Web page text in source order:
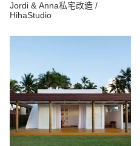
Jordi & Anna私宅改造 /
HihaStudio